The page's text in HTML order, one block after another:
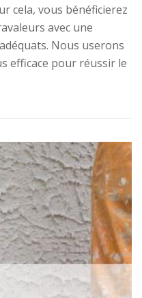
cela, vous bénéficierez
avec une
Nous userons
efficace pour réussir le